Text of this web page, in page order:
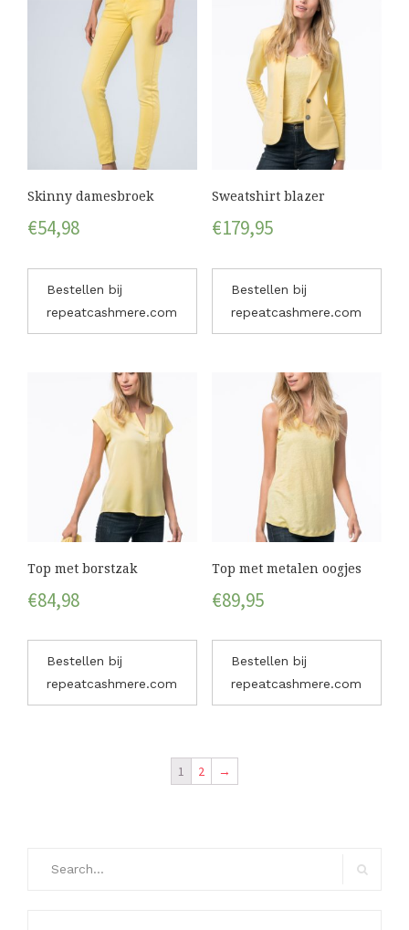
Skinny damesbroek
€54,98
Bestellen bij
repeatcashmere.com
Sweatshirt blazer
€179,95
Bestellen bij
repeatcashmere.com
Top met borstzak
€84,98
Bestellen bij
repeatcashmere.com
Top met metalen oogjes
€89,95
Bestellen bij
repeatcashmere.com
1 2 →